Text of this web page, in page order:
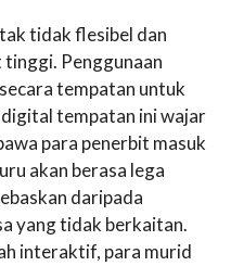
tidak flesibel dan
Penggunaan
tempatan untuk
tempatan ini wajar
para penerbit masuk
akan berasa lega
daripada
yang tidak berkaitan.
interaktif, para murid